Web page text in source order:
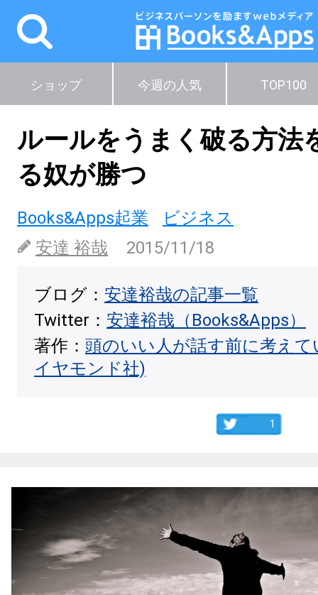
ショップ 今週の人気 TOP100
ルールをうまく破る方法
る奴が勝つ
Books&Apps起業
ビジネス
安達 裕哉
2015/11/18
ブログ： 安達裕哉の記事一覧
Twitter： 安達裕哉（Books&Apps）
著作： 頭のいい人が話す前に考え
イヤモンド社)
1